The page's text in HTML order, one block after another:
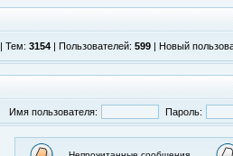
| Тем: 3154 | Пользователей: 599 | Новый
Имя пользователя: Пароль: